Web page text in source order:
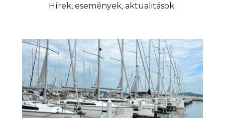
Hírek, események, aktualitások.